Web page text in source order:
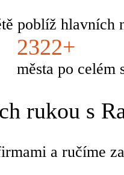
poblíž hlavních
2322+
města po celém
rukou s
a ručíme